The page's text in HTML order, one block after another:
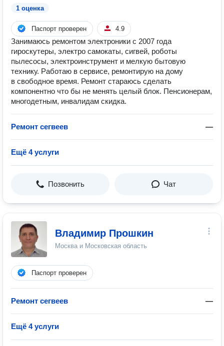
1 оценка
Паспорт проверен 4.9
Занимаюсь ремонтом электроники с 2007 года
гироскутеры, электро самокаты, сигвей, роботы
пылесосы, электроинструмент и мелкую бытовую
технику. Работаю в сервисе, ремонтирую на дому
в свободное время. Ремонт стараюсь сделать
компонентно что бы не менять целый блок. Пенсионерам,
многодетным, инвалидам скидка.
Ремонт сегвеев —
Ещё 4 услуги
Позвонить Чат
Владимир Прошкин
Москва и Московская область
Паспорт проверен
Ремонт сегвеев —
Ещё 4 услуги